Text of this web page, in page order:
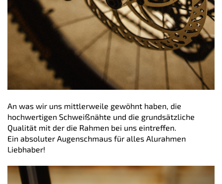
An was wir uns mittlerweile gewöhnt haben, die
hochwertigen Schweißnähte und die grundsätzliche
Qualität mit der die Rahmen bei uns eintreffen.
Ein absoluter Augenschmaus für alles Alurahmen
Liebhaber!